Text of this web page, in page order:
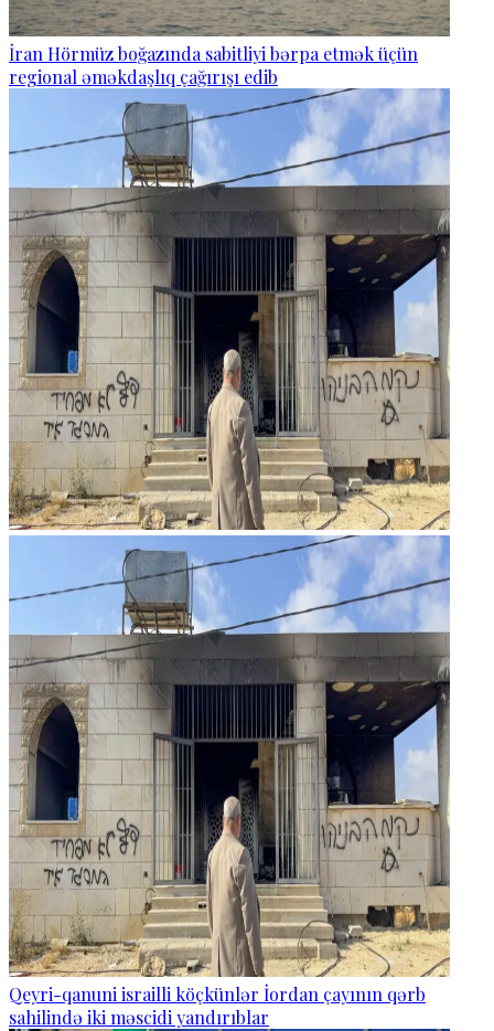
İran Hörmüz boğazında sabitliyi bərpa etmək üçün
regional əməkdaşlıq çağırışı edib
Qeyri-qanuni israilli köçkünlər İordan çayının qərb
sahilində iki məscidi yandırıblar